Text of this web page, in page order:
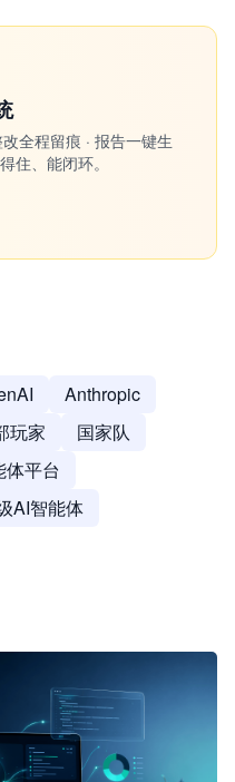
全程留痕 · 报告一键生
住、能闭环。
Anthropic
玩家
国家队
体平台
AI智能体